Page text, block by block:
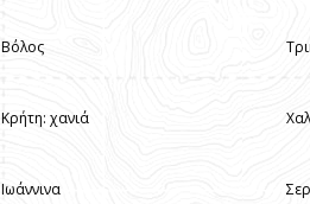
Βόλος
Κρήτη: χανιά
Ιωάννινα